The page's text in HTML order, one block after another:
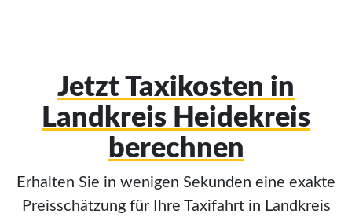
Jetzt Taxikosten in
Landkreis Heidekreis
berechnen
Erhalten Sie in wenigen Sekunden eine exakte
Preisschätzung für Ihre Taxifahrt in Landkreis